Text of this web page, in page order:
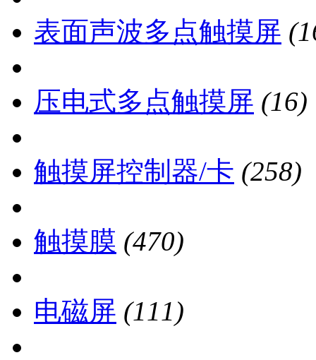
表面声波多点触摸屏
压电式多点触摸屏 (16)
触摸屏控制器/卡 (258)
触摸膜 (470)
电磁屏 (111)